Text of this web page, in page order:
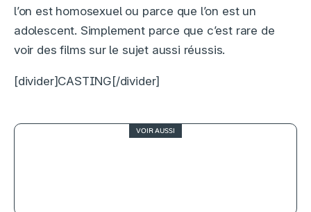
l’on est homosexuel ou parce que l’on est un
adolescent. Simplement parce que c’est rare de
voir des films sur le sujet aussi réussis.
[divider]CASTING[/divider]
VOIR AUSSI